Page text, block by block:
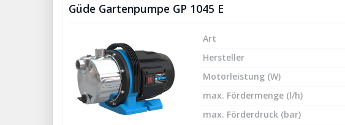
Güde Gartenpumpe GP 1045 E
Art
Hersteller
Motorleistung (W)
max. Fördermenge (l/h)
max. Förderdruck (bar)